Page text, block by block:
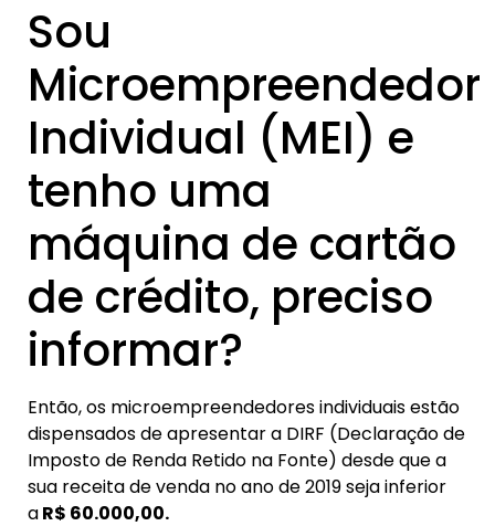
Sou
Microempreendedor
Individual (MEI) e
tenho uma
máquina de cartão
de crédito, preciso
informar?
Então, os microempreendedores individuais estão
dispensados de apresentar a DIRF (Declaração de
Imposto de Renda Retido na Fonte) desde que a
sua receita de venda no ano de 2019 seja inferior
aR$ 60.000,00.